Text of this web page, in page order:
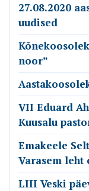
27.08.2020
uudised
noor”
VII Eduard
Kuusalu
Emakeele
Varasem leht
LIII Veski